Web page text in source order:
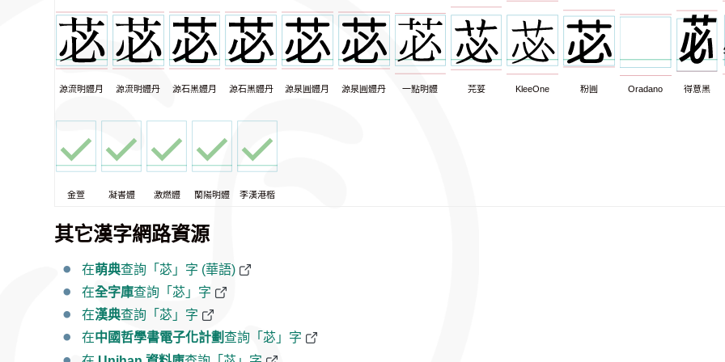
源流明體月 源流明體丹 源石黑體月 源石黑體丹 源泉圓體月 源泉圓體丹 一點明體 芫荽 KleeOne 粉圓 Oradano 得意黑
金萱 凝書體 激燃體 蘭陽明體 李漢港楷
其它漢字網路資源
在萌典查詢「苾」字 (華語)
在全字庫查詢「苾」字
在漢典查詢「苾」字
在中國哲學書電子化計劃 查詢「苾」字